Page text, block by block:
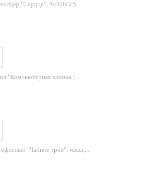
"Сердце"; 8х3,8х3,5...
"Компьютерная кнопка";...
"Чайное трио": часы,...